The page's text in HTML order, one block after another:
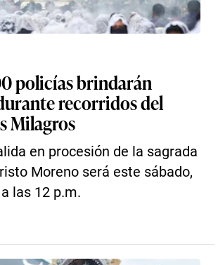
policías brindarán
recorridos del
Milagros
en procesión de la sagrada
Moreno será este sábado,
las 12 p.m.